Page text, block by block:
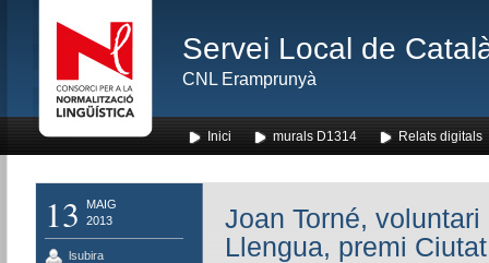
Servei Local de
CNL Eramprunyà
Inici murals D1314 Relats digitals
13
MAIG
2013
lsubira
Joan Torné,
Llengua, premi